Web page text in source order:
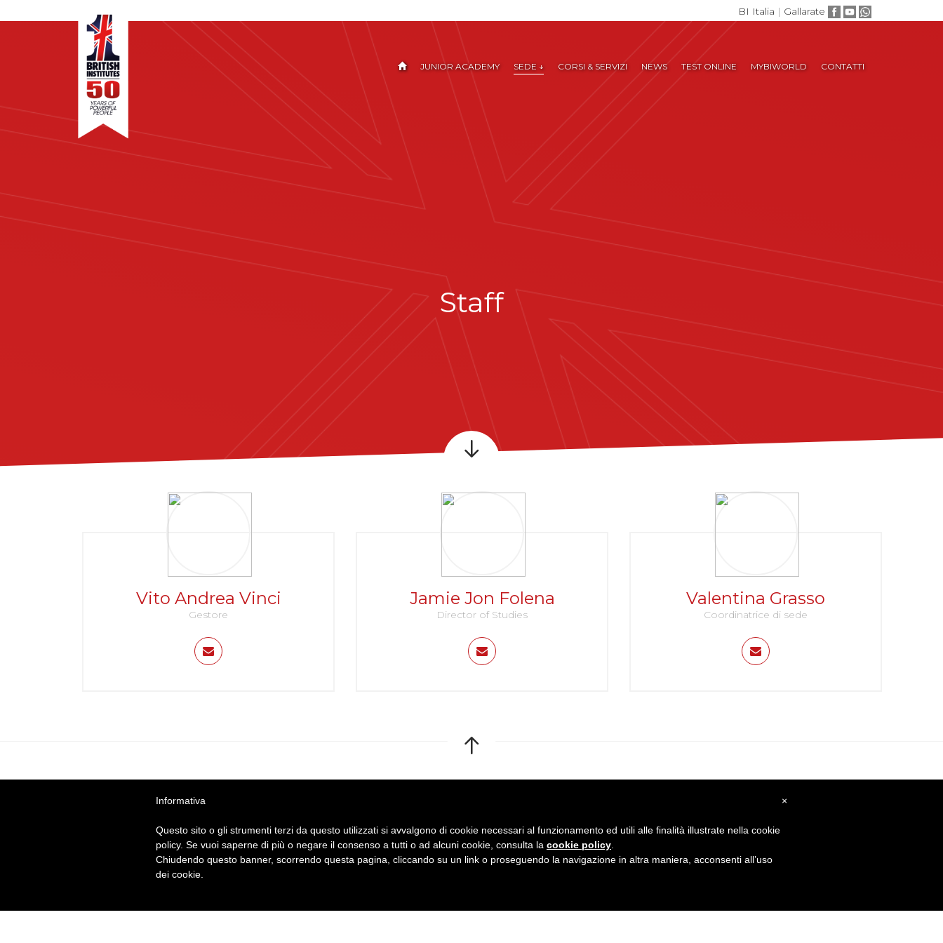
BI Italia | Gallarate
JUNIOR ACADEMY SEDE ↓ CORSI & SERVIZI NEWS TEST ONLINE MYBIWORLD CONTATTI
Staff
Vito Andrea Vinci
Gestore
Jamie Jon Folena
Director of Studies
Valentina Grasso
Coordinatrice di sede
BRITISH INSTITUTES
Via Mantova 6a - 21013 Gallarate (VA)
334 1691859· E-Mail:gallarate@britishinstitutes.org
P.Iva 02404360022
×
Informativa
Questo sito o gli strumenti terzi da questo utilizzati si avvalgono di cookie necessari al funzionamento ed utili alle finalità illustrate nella cookie
policy. Se vuoi saperne di più o negare il consenso a tutti o ad alcuni cookie, consulta la cookie policy
Chiudendo questo banner, scorrendo questa pagina, cliccando su un link o proseguendo la navigazione in altra maniera, acconsenti all’uso
dei cookie.